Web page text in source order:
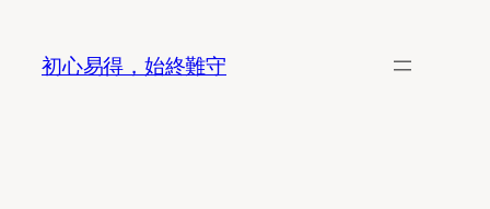
content
初心易得，始終難守